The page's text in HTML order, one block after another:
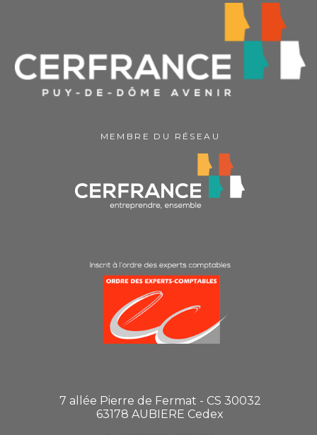
MEMBRE DU RÉSEAU
7 allée Pierre de Fermat - CS 30032
63178 AUBIERE Cedex